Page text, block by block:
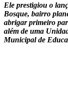
Ele prestigiou o
Bosque, bairro
abrigar primeiro
além de uma
Municipal de